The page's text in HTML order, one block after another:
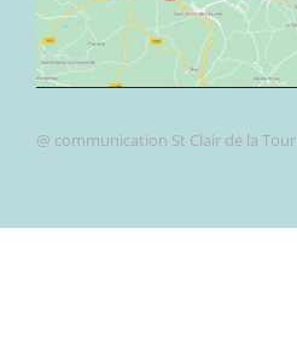
@ communication St Clair de la Tour